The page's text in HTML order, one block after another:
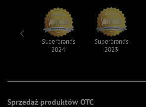
Sprzedaż produktów OTC
Superbrands
2024
Superbrands
2023